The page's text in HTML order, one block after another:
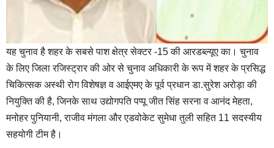
यह चुनाव है शहर के सबसे पाश क्षेत्र सेक्टर -15 की आरडब्ल्यूए का। चुनाव
के लिए जिला रजिस्ट्रार की ओर से चुनाव अधिकारी के रूप में शहर के प्रसिद्ध
चिकित्सक अस्थी रोग विशेषज्ञ व आईएमए के पूर्व प्रधान डा.सुरेश अरोड़ा की
नियुक्ति की है, जिनके साथ उद्योगपति पप्पू जीत सिंह सरना व आनंद मेहता,
मनोहर पुनियानी, राजीव मंगला और एडवोकेट सुमेधा तुली सहित 11 सदस्यीय
सहयोगी टीम है।